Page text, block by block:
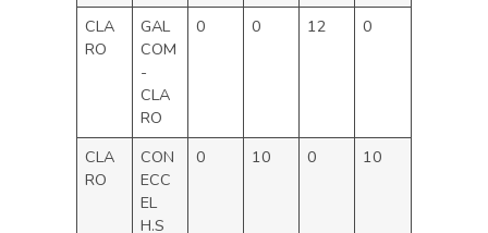
CLA
RO
GAL
COM
-
CLA
RO
0 0 12 0
CLA
RO
CON
ECC
EL
H.S
0 10 0 10